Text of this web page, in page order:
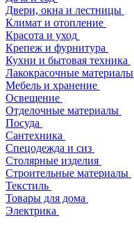
Двери, окна и лестницы
Климат и отопление
Красота и уход
Крепеж и фурнитура
Кухни и бытовая техника
Лакокрасочные материалы
Мебель и хранение
Освещение
Отделочные материалы
Посуда
Сантехника
Спецодежда и сиз
Столярные изделия
Строительные материалы
Текстиль
Товары для дома
Электрика